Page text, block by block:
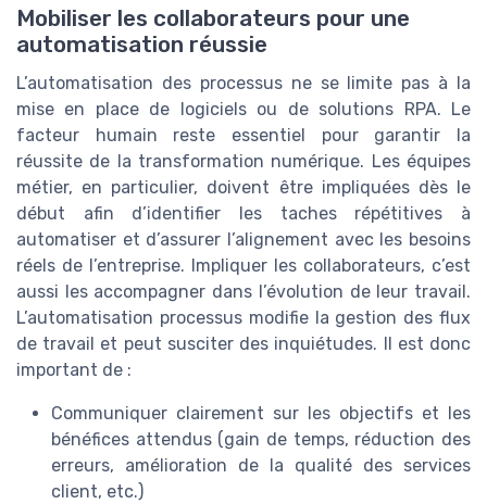
Mobiliser les collaborateurs pour une
automatisation réussie
L’automatisation des processus ne se limite pas à la
mise en place de logiciels ou de solutions RPA. Le
facteur humain reste essentiel pour garantir la
réussite de la transformation numérique. Les équipes
métier, en particulier, doivent être impliquées dès le
début afin d’identifier les taches répétitives à
automatiser et d’assurer l’alignement avec les besoins
réels de l’entreprise. Impliquer les collaborateurs, c’est
aussi les accompagner dans l’évolution de leur travail.
L’automatisation processus modifie la gestion des flux
de travail et peut susciter des inquiétudes. Il est donc
important de :
Communiquer clairement sur les objectifs et les
bénéfices attendus (gain de temps, réduction des
erreurs, amélioration de la qualité des services
client, etc.)